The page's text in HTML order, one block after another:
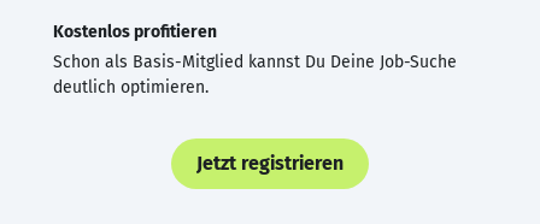
Kostenlos profitieren
Schon als Basis-Mitglied kannst Du Deine Job-Suche
deutlich optimieren.
Jetzt registrieren